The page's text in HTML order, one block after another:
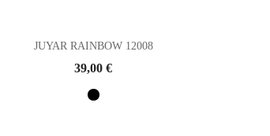
JUYAR RAINBOW 12008
Prix
39,00 €